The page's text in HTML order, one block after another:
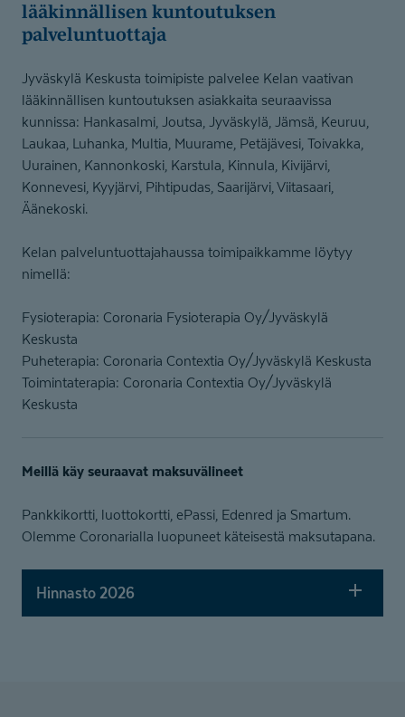
lääkinnällisen kuntoutuksen
palveluntuottaja
Jyväskylä Keskusta toimipiste palvelee Kelan vaativan
lääkinnällisen kuntoutuksen asiakkaita seuraavissa
kunnissa: Hankasalmi, Joutsa, Jyväskylä, Jämsä, Keuruu,
Laukaa, Luhanka, Multia, Muurame, Petäjävesi, Toivakka,
Uurainen, Kannonkoski, Karstula, Kinnula, Kivijärvi,
Konnevesi, Kyyjärvi, Pihtipudas, Saarijärvi, Viitasaari,
Äänekoski.
Kelan palveluntuottajahaussa toimipaikkamme löytyy
nimellä:
Fysioterapia: Coronaria Fysioterapia Oy/Jyväskylä
Keskusta
Puheterapia: Coronaria Contextia Oy/Jyväskylä Keskusta
Toimintaterapia: Coronaria Contextia Oy/Jyväskylä
Keskusta
Meillä käy seuraavat maksuvälineet
Pankkikortti, luottokortti, ePassi, Edenred ja Smartum.
Olemme Coronarialla luopuneet käteisestä maksutapana.
Hinnasto 2026